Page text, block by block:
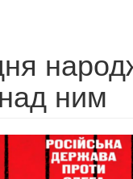
ним